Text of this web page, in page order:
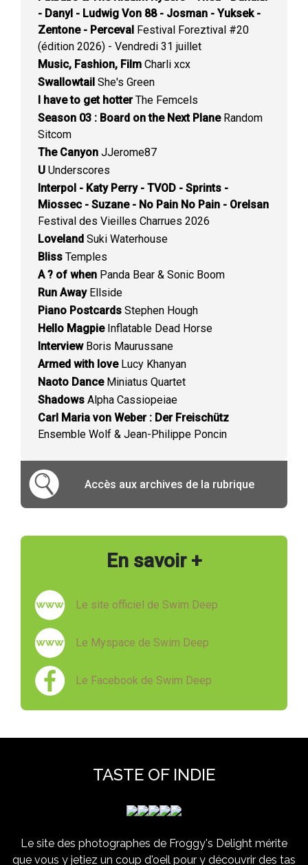
- Danyl - Ludwig Von 88 - Josman - Yuksek -
Zentone - Perceval Festival Foreztival #20
(édition 2026) - Vendredi 31 juillet
Music, Fashion, Film Charli xcx
Swallowtail She's Green
I have to get hotterThe Femcels
Season 03 : Board on the Next PlaneRandom
Sitcom
The Canyon JJerome87
U Underscores
Interpol - Katy Perry - TVOD - Sprints -
Miossec - Suzane - No Pain No Pain - Orelsan
Festival des Vieilles Charrues 2026
Loveland Suki Waterhouse
Bliss Temples
A ? of when Panda Bear & Sonic Boom
Run AwayEllside
Piano Postcards Stephen Hough
Hello MagpieInflatable Dead Horse
InterviewBoris Maurussane
Armed with loveLucy Khanyan
Naoto DanceMiniatus Quartet
Shadows Alpha Cassiopeiae
Carl Maria von Weber : Der Freischütz
Ensemble Wolf & Jean-Philippe Poncin
Accès aux archives de la rubrique
En savoir +
Le site officiel de Swim Deep
Le Myspace de Swim Deep
Le Facebook de Swim Deep
TASTE OF INDIE
Le site des photographes de Froggy's Delight mérite
que vous y jetiez un coup d'oeil pour y découvrir des tas